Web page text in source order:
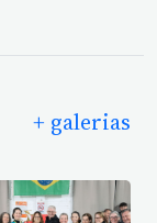
+ galerias